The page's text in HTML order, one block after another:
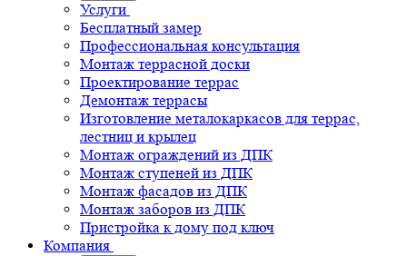
Услуги
Бесплатный замер
Профессиональная консультация
Монтаж террасной доски
Проектирование террас
Демонтаж террасы
Изготовление металокаркасов для террас,
лестниц и крылец
Монтаж ограждений из ДПК
Монтаж ступеней из ДПК
Монтаж фасадов из ДПК
Монтаж заборов из ДПК
Пристройка к дому под ключ
Компания